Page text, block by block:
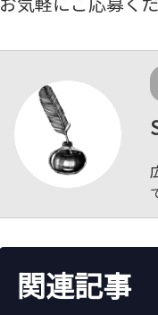
関連記事